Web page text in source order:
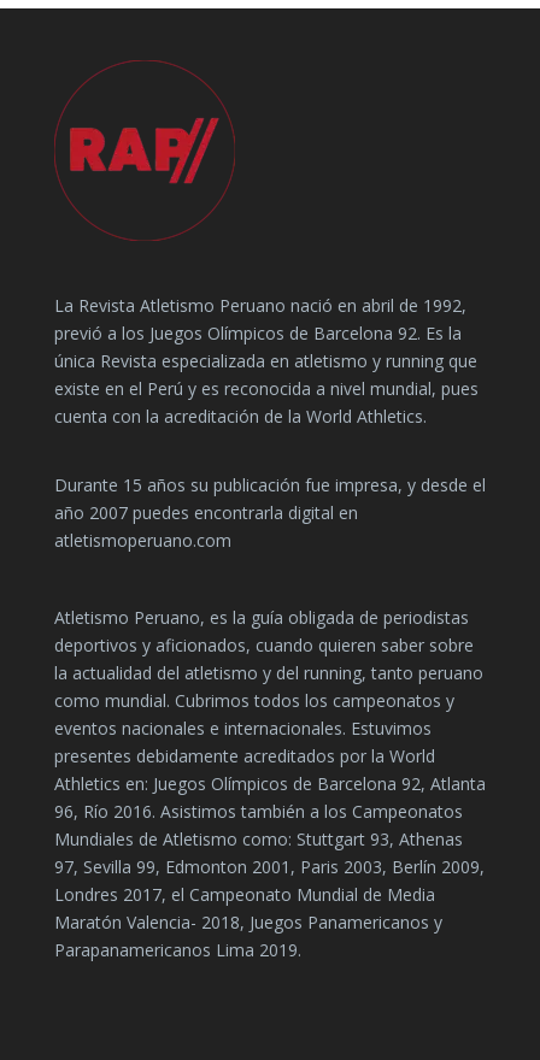
La Revista Atletismo Peruano nació en abril de 1992,
previó a los Juegos Olímpicos de Barcelona 92. Es la
única Revista especializada en atletismo y running que
existe en el Perú y es reconocida a nivel mundial, pues
cuenta con la acreditación de la World Athletics.
Durante 15 años su publicación fue impresa, y desde el
año 2007 puedes encontrarla digital en
atletismoperuano.com
Atletismo Peruano, es la guía obligada de periodistas
deportivos y aficionados, cuando quieren saber sobre
la actualidad del atletismo y del running, tanto peruano
como mundial. Cubrimos todos los campeonatos y
eventos nacionales e internacionales. Estuvimos
presentes debidamente acreditados por la World
Athletics en: Juegos Olímpicos de Barcelona 92, Atlanta
96, Río 2016. Asistimos también a los Campeonatos
Mundiales de Atletismo como: Stuttgart 93, Athenas
97, Sevilla 99, Edmonton 2001, Paris 2003, Berlín 2009,
Londres 2017, el Campeonato Mundial de Media
Maratón Valencia- 2018, Juegos Panamericanos y
Parapanamericanos Lima 2019.